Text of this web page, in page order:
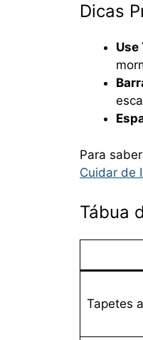
Dicas
Para
Cuidar de
Tábua
Tapetes